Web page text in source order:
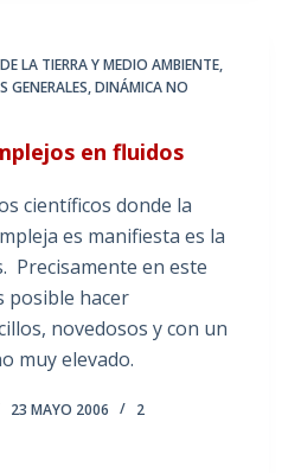
LA TIERRA Y MEDIO AMBIENTE,
GENERALES,DINÁMICA NO
en fluidos
científicos donde la
es manifiesta es la
Precisamente en este
posible hacer
novedosos y con un
muy elevado.
23 MAYO 2006
2